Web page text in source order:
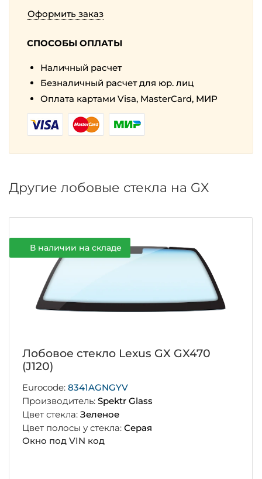
Оформить заказ
СПОСОБЫ ОПЛАТЫ
Наличный расчет
Безналичный расчет для юр. лиц
Оплата картами Visa, MasterCard, МИР
Другие лобовые стекла на GX
В наличии на складе
Лобовое стекло Lexus GX GX470
(J120)
Eurocode:8341AGNGYV
Производитель:Spektr Glass
Цвет стекла:Зеленое
Цвет полосы у стекла:Серая
Окно под VIN код